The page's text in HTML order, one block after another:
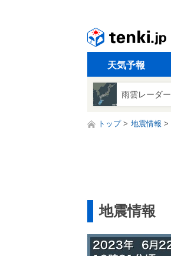
天気予報
雨雲レーダー
トップ 地震情報
地震情報